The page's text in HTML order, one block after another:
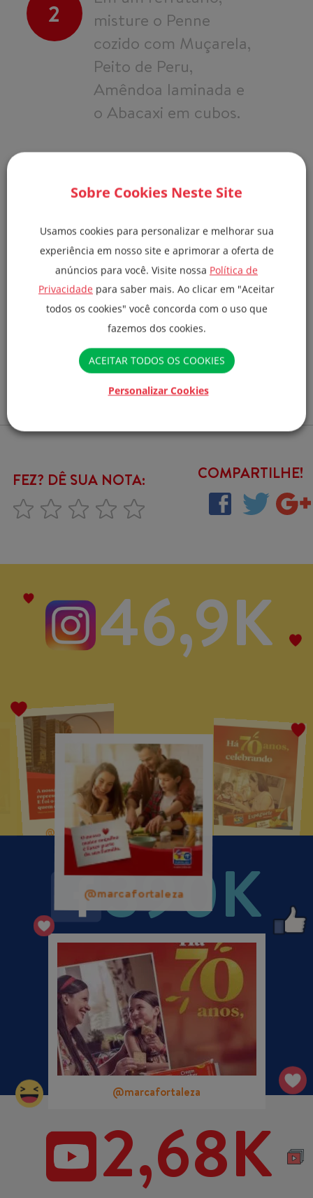
2
misture o Penne
cozido com Muçarela,
Peito de Peru,
Amêndoa laminada e
o Abacaxi em cubos.
com o Azeite e
misture.
4
Finalize com Sal,
Pimenta, Salsa picada
a gosto e é só servir.
FEZ? DÊ SUA NOTA: COMPARTILHE!
46,9K
@marcafortaleza
@marcafortaleza
@marcafortaleza
390K
@marcafortaleza
2,68K
Sobre Cookies Neste Site
Usamos cookies para personalizar e melhorar sua
experiência em nosso site e aprimorar a oferta de
anúncios para você. Visite nossa Política de
Privacidade para saber mais. Ao clicar em "Aceitar
todos os cookies" você concorda com o uso que
fazemos dos cookies.
ACEITAR TODOS OS COOKIES
Personalizar Cookies